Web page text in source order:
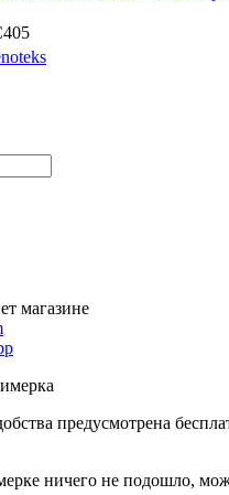
магазине
предусмотрена
ничего не подошло,